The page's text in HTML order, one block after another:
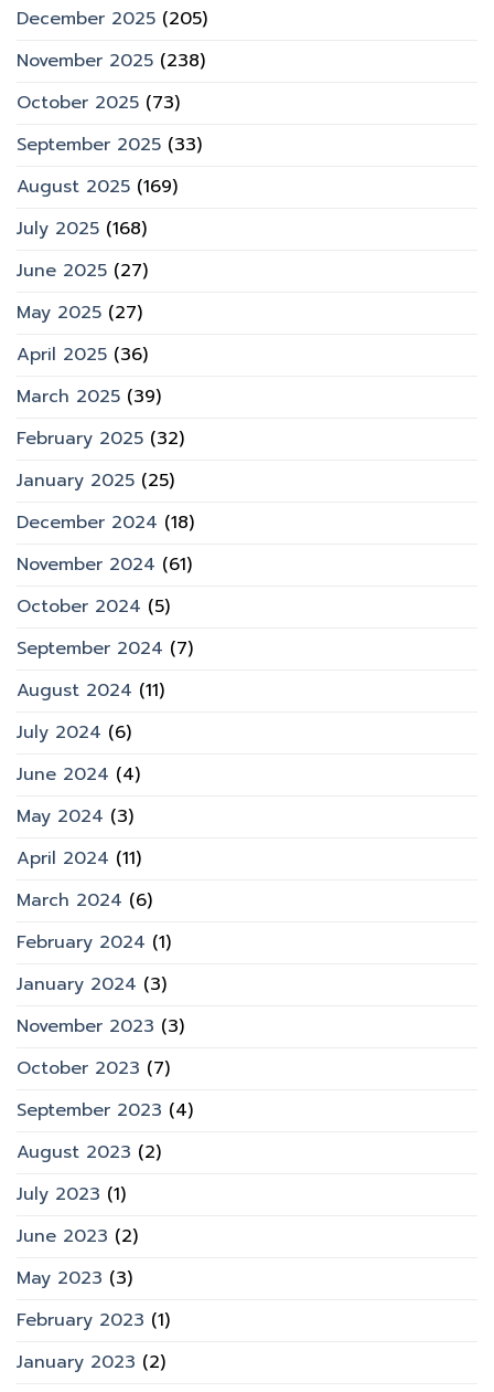
December 2025 (205)
November 2025 (238)
October 2025 (73)
September 2025 (33)
August 2025 (169)
July 2025 (168)
June 2025 (27)
May 2025 (27)
April 2025 (36)
March 2025 (39)
February 2025 (32)
January 2025 (25)
December 2024 (18)
November 2024 (61)
October 2024 (5)
September 2024 (7)
August 2024 (11)
July 2024 (6)
June 2024 (4)
May 2024 (3)
April 2024 (11)
March 2024 (6)
February 2024 (1)
January 2024 (3)
November 2023 (3)
October 2023 (7)
September 2023 (4)
August 2023 (2)
July 2023 (1)
June 2023 (2)
May 2023 (3)
February 2023 (1)
January 2023 (2)